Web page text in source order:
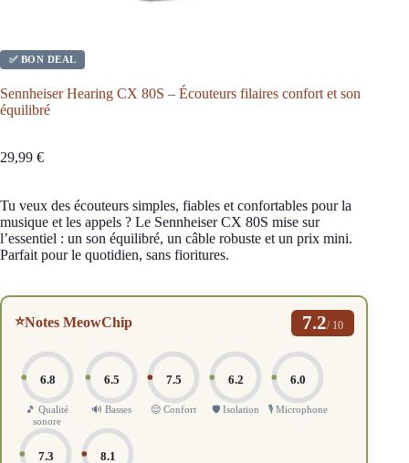
✅ BON DEAL
Sennheiser Hearing CX 80S – Écouteurs filaires confort et son
équilibré
29,99 €
Tu veux des écouteurs simples, fiables et confortables pour la
musique et les appels ? Le Sennheiser CX 80S mise sur
l’essentiel : un son équilibré, un câble robuste et un prix mini.
Parfait pour le quotidien, sans fioritures.
⭐Notes MeowChip 7.2/ 10
6.8
🎵 Qualité
sonore
6.5
🔊 Basses
7.5
😌 Confort
6.2
🛡️ Isolation
6.0
🎙️ Microphone
7.3 8.1